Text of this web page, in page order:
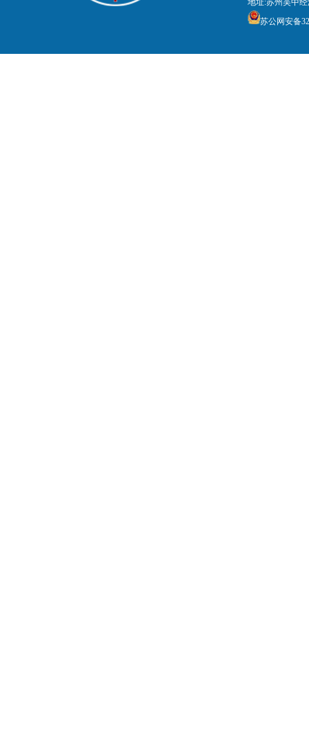
地址:苏州吴中
苏公网安备